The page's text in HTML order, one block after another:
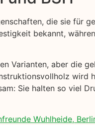
die sie für
bekannt,
Varianten, aber die
Sie halten so viel
Wuhlheide,